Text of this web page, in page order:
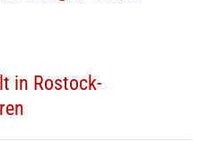
in Rostock-